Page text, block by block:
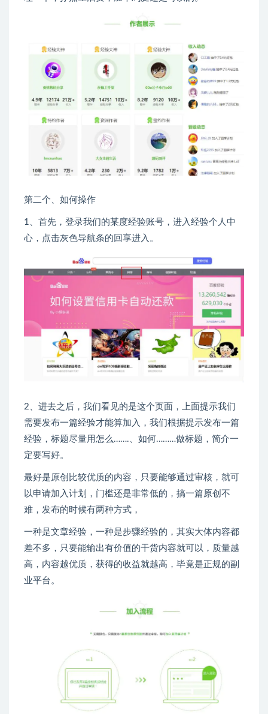
第二个、如何操作
1、首先，登录我们的某度经验账号，进入经验个人中
心，点击灰色导航条的回享进入。
2、进去之后，我们看见的是这个页面，上面提示我们
需要发布一篇经验才能算加入，我们根据提示发布一篇
经验，标题尽量用怎么…….、如何………做标题，简介一
定要写好。
最好是原创比较优质的内容，只要能够通过审核，就可
以申请加入计划，门槛还是非常低的，搞一篇原创不
难，发布的时候有两种方式，
一种是文章经验，一种是步骤经验的，其实大体内容都
差不多，只要能输出有价值的干货内容就可以，质量越
高，内容越优质，获得的收益就越高，毕竟是正规的副
业平台。